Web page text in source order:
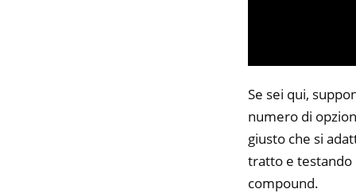
Se sei qui,
numero di
giusto che si
tratto e testando
compound.